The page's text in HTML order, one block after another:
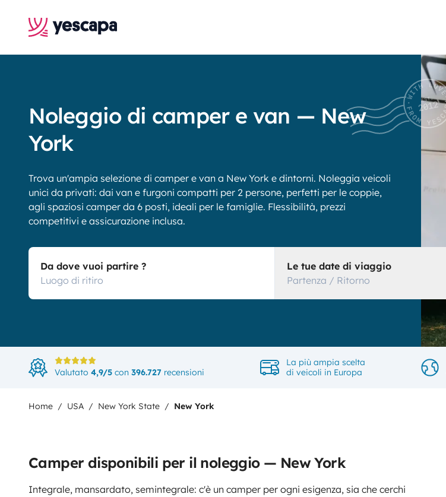
Noleggio di camper e van — New
York
Trova un'ampia selezione di camper e van a New York e dintorni. Noleggia veicoli
unici da privati: dai van e furgoni compatti per 2 persone, perfetti per le coppie,
agli spaziosi camper da 6 posti, ideali per le famiglie. Flessibilità, prezzi
competitivi e assicurazione inclusa.
Da dove vuoi partire ?
Le tue date di viaggio
Partenza / Ritorno
Valutato 4,9/5 con 396.727 recensioni
La più ampia scelta
di veicoli in Europa
Home USA New York State New York
Camper disponibili per il noleggio — New York
Integrale, mansardato, semintegrale: c'è un camper per ogni esigenza, sia che cerchi